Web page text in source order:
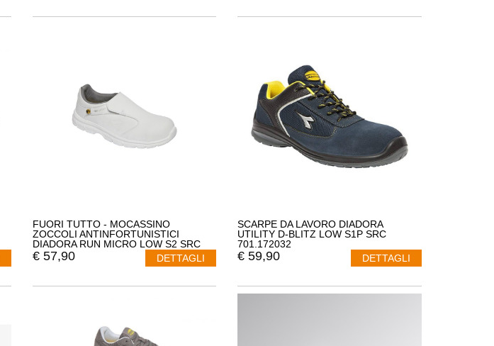
FUORI TUTTO - MOCASSINO
ZOCCOLI ANTINFORTUNISTICI
DIADORA RUN MICRO LOW S2 SRC
ESD 701.175310 MISURA 40 BIANCO
€ 57,90 DETTAGLI
SCARPE DA LAVORO DIADORA
UTILITY D-BLITZ LOW S1P SRC
701.172032
€ 59,90 DETTAGLI